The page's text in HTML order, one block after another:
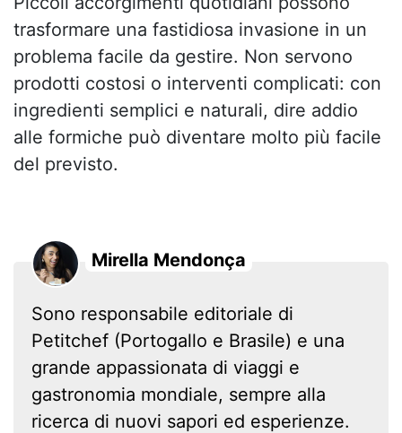
trasformare una fastidiosa invasione in un
problema facile da gestire. Non servono
prodotti costosi o interventi complicati: con
ingredienti semplici e naturali, dire addio
alle formiche può diventare molto più facile
del previsto.
Mirella Mendonça
Sono responsabile editoriale di
Petitchef (Portogallo e Brasile) e una
grande appassionata di viaggi e
gastronomia mondiale, sempre alla
ricerca di nuovi sapori ed esperienze.